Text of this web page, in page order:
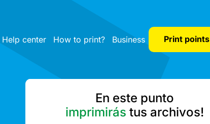
Help center How to print? Business Print points
En este punto
imprimirás tus archivos!